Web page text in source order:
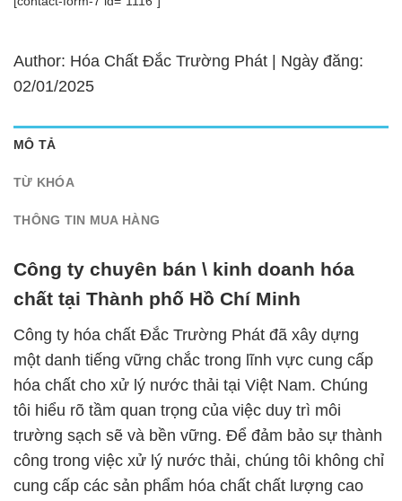
Author: Hóa Chất Đắc Trường Phát | Ngày đăng:
02/01/2025
MÔ TẢ
TỪ KHÓA
THÔNG TIN MUA HÀNG
Công ty chuyên bán \ kinh doanh hóa
chất tại Thành phố Hồ Chí Minh
Công ty hóa chất Đắc Trường Phát đã xây dựng
một danh tiếng vững chắc trong lĩnh vực cung cấp
hóa chất cho xử lý nước thải tại Việt Nam. Chúng
tôi hiểu rõ tầm quan trọng của việc duy trì môi
trường sạch sẽ và bền vững. Để đảm bảo sự thành
công trong việc xử lý nước thải, chúng tôi không chỉ
cung cấp các sản phẩm hóa chất chất lượng cao